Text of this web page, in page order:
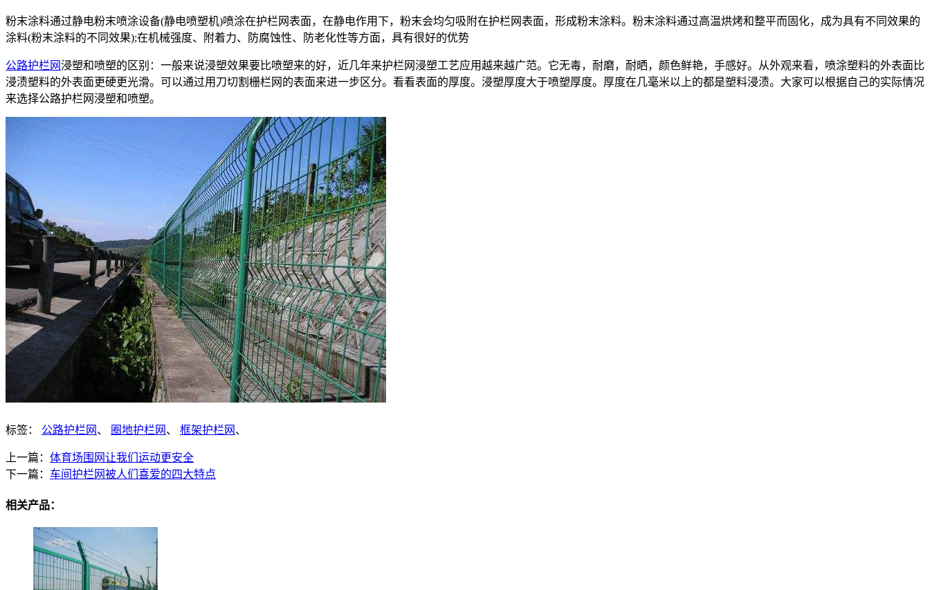
粉末涂料通过静电粉末喷涂设备(静电喷塑机)喷涂在护栏网表面，在静电作用下，粉末会均匀吸附在护栏网表面，形成粉末涂料。粉末涂料通过高温烘烤和整平而固化，成为具有不同效果的
涂料(粉末涂料的不同效果);在机械强度、附着力、防腐蚀性、防老化性等方面，具有很好的优势
公路护栏网浸塑和喷塑的区别：一般来说浸塑效果要比喷塑来的好，近几年来护栏网浸塑工艺应用越来越广范。它无毒，耐磨，耐晒，颜色鲜艳，手感好。从外观来看，喷涂塑料的外表面比
浸渍塑料的外表面更硬更光滑。可以通过用刀切割栅栏网的表面来进一步区分。看看表面的厚度。浸塑厚度大于喷塑厚度。厚度在几毫米以上的都是塑料浸渍。大家可以根据自己的实际情况
来选择公路护栏网浸塑和喷塑。
标签： 公路护栏网 、 圈地护栏网 、 框架护栏网 、
上一篇： 体育场围网让我们运动更安全
下一篇： 车间护栏网被人们喜爱的四大特点
相关产品：